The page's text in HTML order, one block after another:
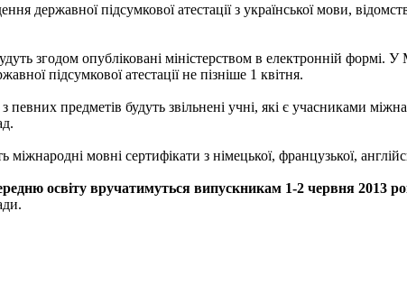
державної підсумкової атестації з української мови,
згодом опубліковані міністерством в електронній формі.
підсумкової атестації не пізніше 1 квітня.
предметів будуть звільнені учні, які є учасниками
мовні сертифікати з німецької, французької,
освіту вручатимуться випускникам 1-2 червня 2013